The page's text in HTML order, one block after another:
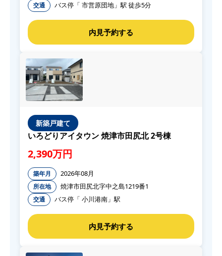
交通 バス停「 市営原団地」駅 徒歩5分
新築戸建て
いろどりアイタウン 焼津市田尻北 2号棟
2,390万円
築年月 2026年08月
所在地 焼津市田尻北字中之島1219番1
交通 バス停「 小川港南」駅